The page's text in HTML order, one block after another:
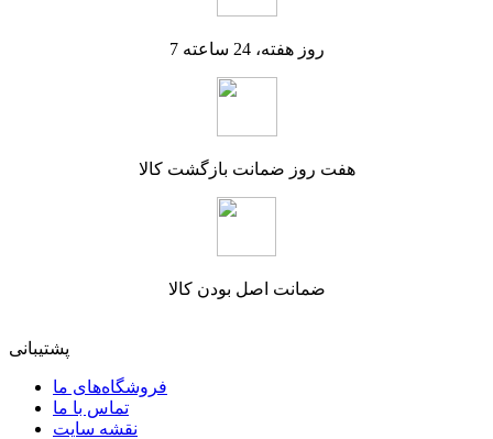
7 روز هفته، 24 ساعته
هفت روز ضمانت بازگشت کالا
ضمانت اصل بودن کالا
پشتیبانی
فروشگاه‌های ما
تماس با ما
نقشه سایت